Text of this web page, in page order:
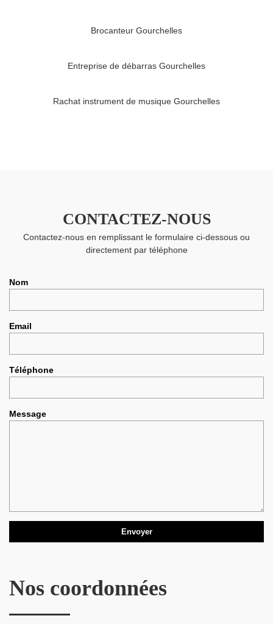
Brocanteur Gourchelles
Entreprise de débarras Gourchelles
Rachat instrument de musique Gourchelles
CONTACTEZ-NOUS
Contactez-nous en remplissant le formulaire ci-dessous ou
directement par téléphone
Nom
Email
Téléphone
Message
Nos coordonnées